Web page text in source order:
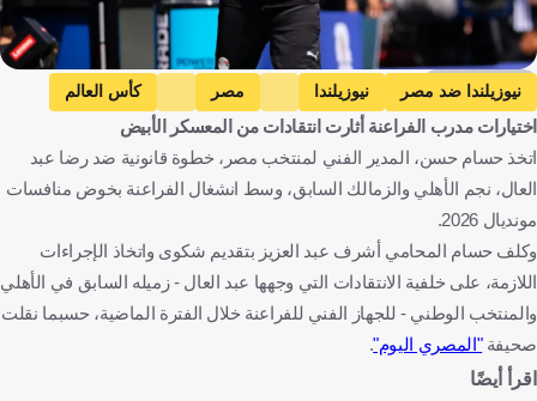
Getty Images
نيوزيلندا ضد مصر نيوزيلندا مصر
كأس العالم
حسام حسن
الأهلي الزمالك نيوزيلندا
كندا
كرة قدم
اختيارات مدرب الفراعنة أثارت انتقادات من المعسكر الأبيض
اتخذ حسام حسن، المدير الفني لمنتخب مصر، خطوة قانونية ضد رضا عبد
العال، نجم الأهلي والزمالك السابق، وسط انشغال الفراعنة بخوض منافسات
مونديال 2026.
وكلف حسام المحامي أشرف عبد العزيز بتقديم شكوى واتخاذ الإجراءات
اللازمة، على خلفية الانتقادات التي وجهها عبد العال - زميله السابق في الأهلي
والمنتخب الوطني - للجهاز الفني للفراعنة خلال الفترة الماضية، حسبما نقلت
صحيفة"المصري اليوم".
اقرأ أيضًا